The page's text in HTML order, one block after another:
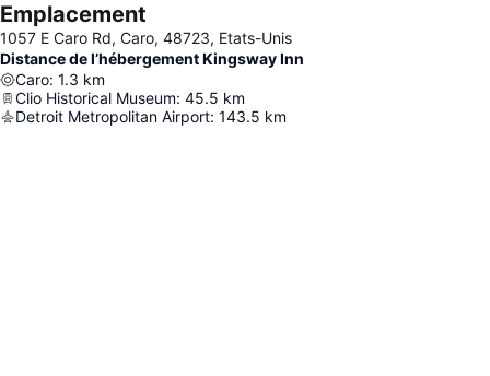
Emplacement
1057 E Caro Rd, Caro, 48723, Etats-Unis
Distance de l’hébergement Kingsway Inn
Caro: 1.3 km
Clio Historical Museum: 45.5 km
Detroit Metropolitan Airport: 143.5 km